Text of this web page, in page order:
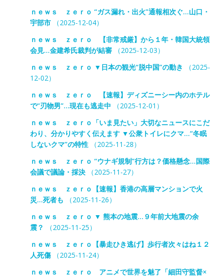
ｎｅｗｓ ｚｅｒｏ “ガス漏れ・出火”通報相次ぐ…山口・
宇部市（2025-12-04）
ｎｅｗｓ ｚｅｒｏ 【非常戒厳】から１年・韓国大統領
会見…金建希氏裁判が結審（2025-12-03）
ｎｅｗｓ ｚｅｒｏ ▼日本の観光“脱中国”の動き
（2025-
12-02）
ｎｅｗｓ ｚｅｒｏ 【速報】ディズニーシー内のホテル
で“刃物男”…現在も逃走中 （2025-12-01）
ｎｅｗｓ ｚｅｒｏ「いま見たい」大切なニュースにこだ
わり、分かりやすく伝えます ▼公衆トイレにクマ…“冬眠
しないクマ”の特性（2025-11-28）
ｎｅｗｓ ｚｅｒｏ “ウナギ規制”行方は？価格懸念…国際
会議で議論・採決（2025-11-27）
ｎｅｗｓ ｚｅｒｏ【速報】香港の高層マンションで火
災…死者も （2025-11-26）
ｎｅｗｓ ｚｅｒｏ ▼ 熊本の地震…９年前大地震の余
震？
（2025-11-25）
ｎｅｗｓ ｚｅｒｏ【暴走ひき逃げ】歩行者次々はね１２
人死傷（2025-11-24）
ｎｅｗｓ ｚｅｒｏ アニメで世界を魅了「細田守監督×